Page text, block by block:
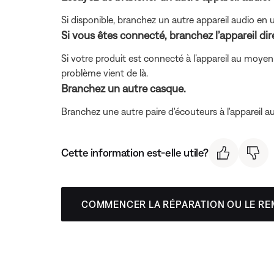
Si disponible, branchez un autre appareil audio en
Si vous êtes connecté, branchez l’appareil
Si votre produit est connecté à l’appareil au
problème vient de là.
Branchez un autre casque.
Branchez une autre paire d'écouteurs à l'appareil
Cette information est-elle utile?
COMMENCER LA RÉPARATION OU LE